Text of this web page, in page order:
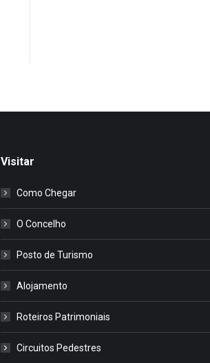
Visitar
Como Chegar
O Concelho
Posto de Turismo
Alojamento
Roteiros Patrimoniais
Circuitos Pedestres